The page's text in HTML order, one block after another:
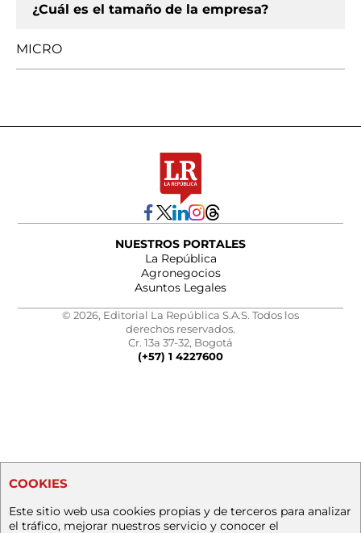
¿Cuál es el tamaño de la empresa?
MICRO
NUESTROS PORTALES
La República
Agronegocios
Asuntos Legales
© 2026, Editorial La República S.A.S. Todos los
derechos reservados.
Cr. 13a 37-32, Bogotá
(+57) 1 4227600
COOKIES
Este sitio web usa cookies propias y de terceros para analizar
el tráfico, mejorar nuestros servicio y conocer el